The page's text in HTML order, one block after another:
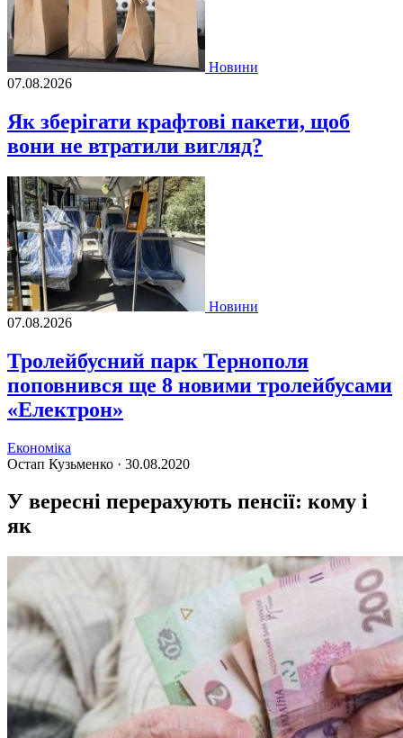
Новини
07.08.2026
Як зберігати крафтові пакети, щоб
вони не втратили вигляд?
Новини
07.08.2026
Тролейбусний парк Тернополя
поповнився ще 8 новими тролейбусами
«Електрон»
Економіка
Остап Кузьменко · 30.08.2020
У вересні перерахують пенсії: кому і
як